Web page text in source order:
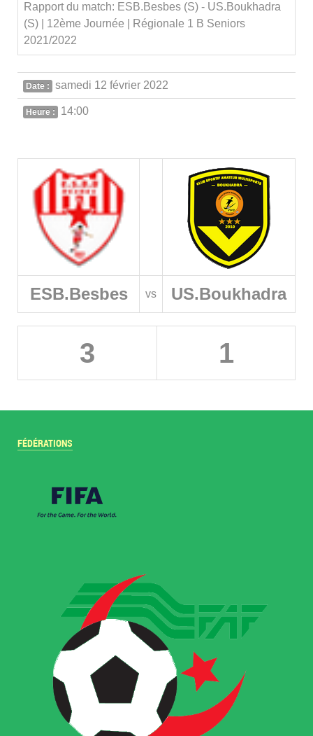
Rapport du match: ESB.Besbes (S) - US.Boukhadra
(S) | 12ème Journée | Régionale 1 B Seniors
2021/2022
Date : samedi 12 février 2022
Heure : 14:00
ESB.Besbes vs US.Boukhadra
3 1
FÉDÉRATIONS